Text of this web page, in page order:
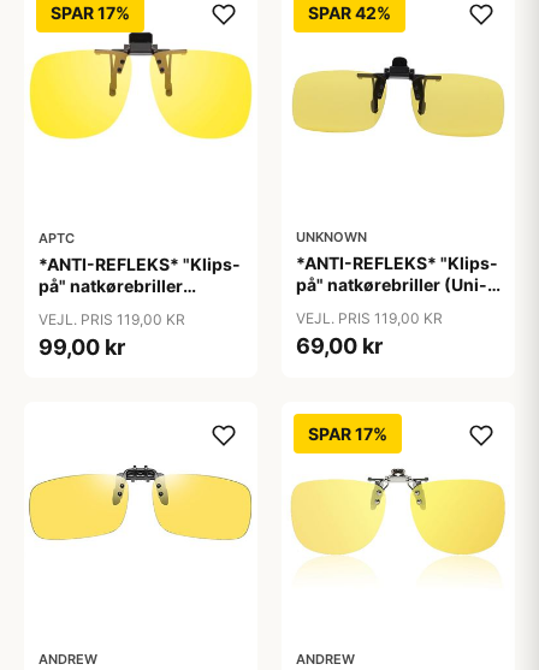
SPAR 17%
APTC
*ANTI-REFLEKS* "Klips-
på" natkørebriller
VEJL. PRIS 119,00 KR
99,00 kr
SPAR 42%
UNKNOWN
*ANTI-REFLEKS* "Klips-
på" natkørebriller (Uni-
VEJL. PRIS 119,00 KR
69,00 kr
ANDREW
SPAR 17%
ANDREW